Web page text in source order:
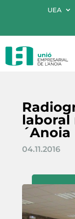
UEA
laboral
´Anoia
04.11.2016